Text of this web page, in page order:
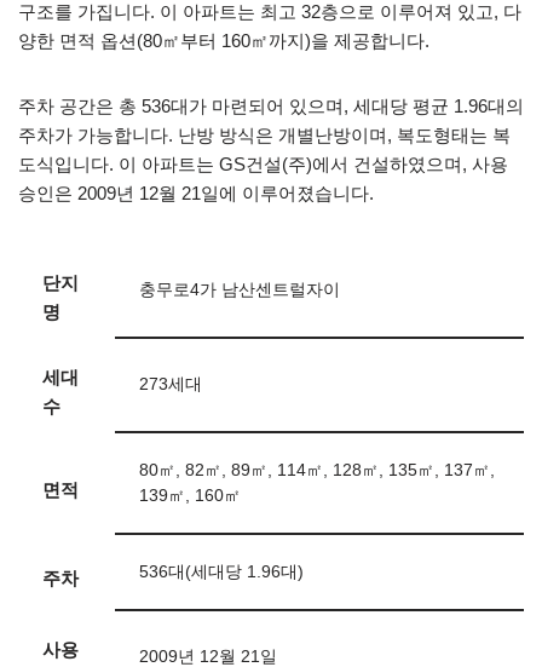
구조를 가집니다. 이 아파트는 최고 32층으로 이루어져 있고, 다
양한 면적 옵션(80㎡부터 160㎡까지)을 제공합니다.
주차 공간은 총 536대가 마련되어 있으며, 세대당 평균 1.96대의
주차가 가능합니다. 난방 방식은 개별난방이며, 복도형태는 복
도식입니다. 이 아파트는 GS건설(주)에서 건설하였으며, 사용
승인은 2009년 12월 21일에 이루어졌습니다.
단지
명
충무로4가 남산센트럴자이
세대
수
273세대
면적
80㎡, 82㎡, 89㎡, 114㎡, 128㎡, 135㎡, 137㎡,
139㎡, 160㎡
주차 536대(세대당 1.96대)
사용
2009년 12월 21일